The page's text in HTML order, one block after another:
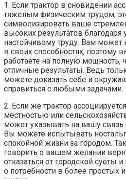
1. Если трактор в сновидении
тяжелым физическим трудом,
символизировать ваше
высоких результатов благодаря
настойчивому труду. Вам может
в своих способностях, поэтому
работаете на полную мощность,
отличные результаты. Ведь
можете доказать себе и
справиться с любыми задачами.
2. Если же трактор
местностью или
может указывать на вашу связь
Вы можете испытывать
спокойной жизни за городом.
говорить о вашем желании
отказаться от городской суеты
о потребности в более простых